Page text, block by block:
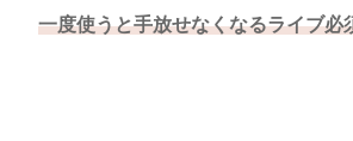
一度使うと手放せなくなるライブ必